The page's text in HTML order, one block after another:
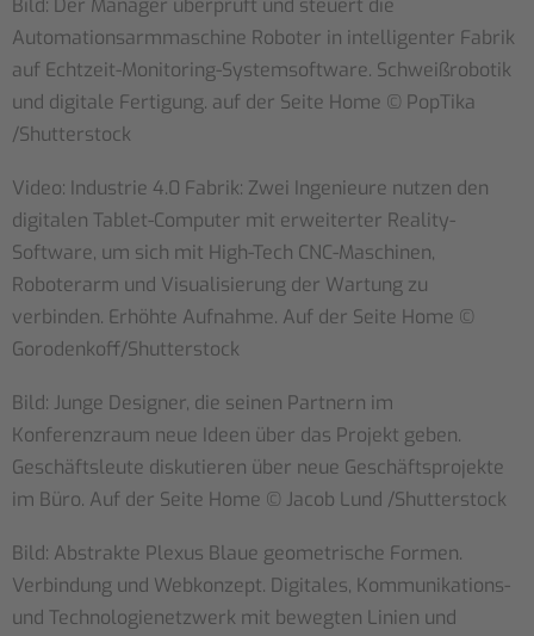
Bild: Der Manager überprüft und steuert die
Automationsarmmaschine Roboter in intelligenter Fabrik
auf Echtzeit-Monitoring-Systemsoftware. Schweißrobotik
und digitale Fertigung. auf der Seite Home © PopTika
/Shutterstock
Video: Industrie 4.0 Fabrik: Zwei Ingenieure nutzen den
digitalen Tablet-Computer mit erweiterter Reality-
Software, um sich mit High-Tech CNC-Maschinen,
Roboterarm und Visualisierung der Wartung zu
verbinden. Erhöhte Aufnahme. Auf der Seite Home ©
Gorodenkoff/Shutterstock
Bild: Junge Designer, die seinen Partnern im
Konferenzraum neue Ideen über das Projekt geben.
Geschäftsleute diskutieren über neue Geschäftsprojekte
im Büro. Auf der Seite Home © Jacob Lund /Shutterstock
Bild: Abstrakte Plexus Blaue geometrische Formen.
Verbindung und Webkonzept. Digitales, Kommunikations-
und Technologienetzwerk mit bewegten Linien und